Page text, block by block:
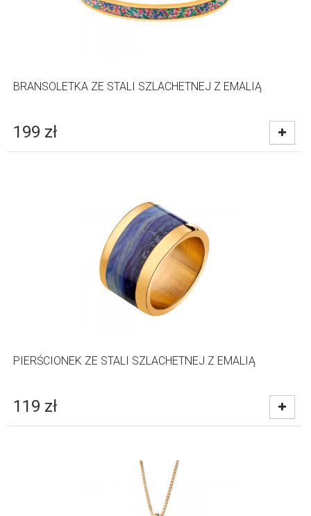
BRANSOLETKA ZE STALI SZLACHETNEJ Z EMALIĄ
199 zł
PIERŚCIONEK ZE STALI SZLACHETNEJ Z EMALIĄ
119 zł